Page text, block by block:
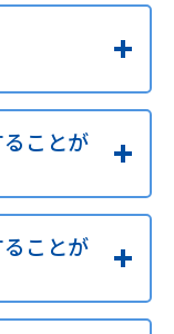
ことが
ことが